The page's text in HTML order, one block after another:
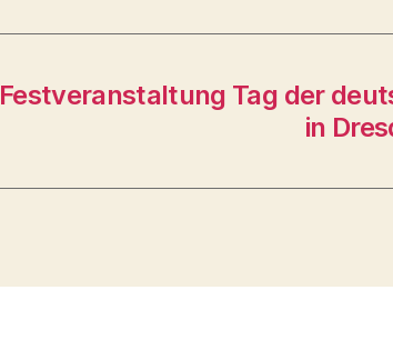
Festveranstaltung Tag der
in